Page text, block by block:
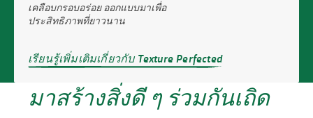
เคลือบกรอบอร่อย ออกแบบมาเพื่อ
ประสิทธิภาพที่ยาวนาน
เรียนรู้เพิ่มเติมเกี่ยวกับ Texture Perfected
มาสร้างสิ่งดี ๆ ร่วมกันเถิด